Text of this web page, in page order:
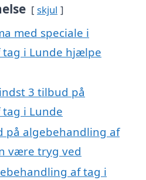
skjul
med speciale i
i Lunde hjælpe
3 tilbud på
i Lunde
på algebehandling af
være tryg ved
af tag i